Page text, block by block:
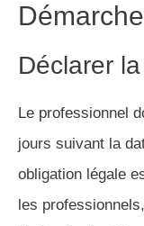
Déclarer
Le professionnel
jours suivant la
obligation légale
les